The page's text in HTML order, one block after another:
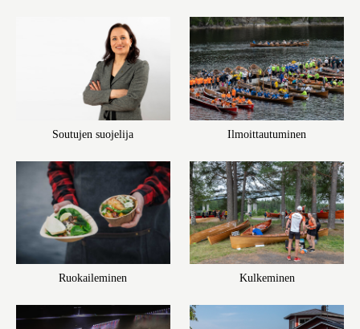
Soutujen suojelija Ilmoittautuminen
Ruokaileminen Kulkeminen